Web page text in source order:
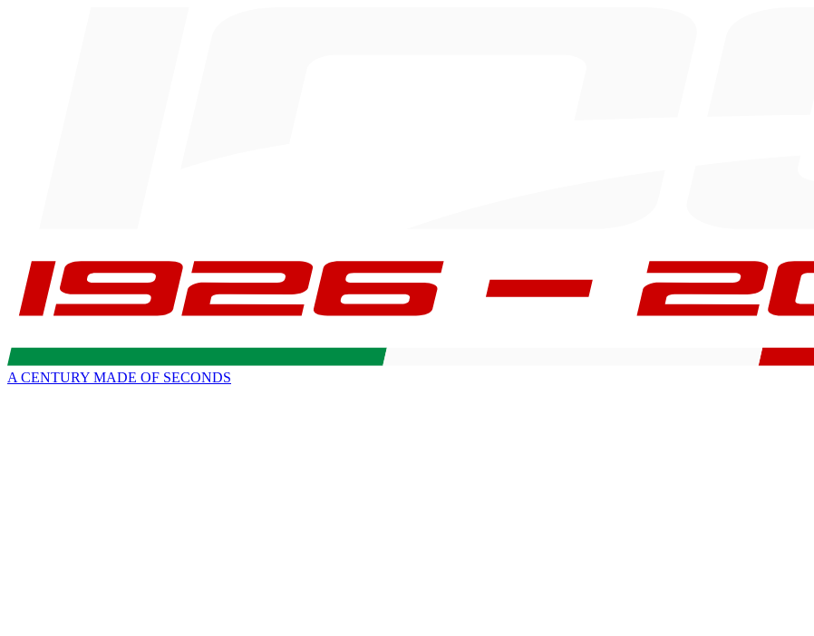
A CENTURY MADE OF SECONDS